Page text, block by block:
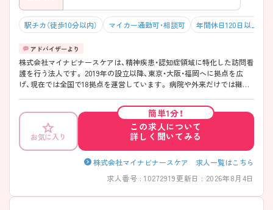
駅チカ（徒歩10分以内） マイカー通勤可・相談可 年間休日120日以上
株式会社マイナビナースケアは、精神疾患・認知症領域に特化した訪問看
護を行う法人です。 2019年の設立以降、東京・大阪・福岡へに拠点を広
げ、現在では全国で18拠点を運営しています。 病院や外来だけでは継続
化に向き合う看護を大切にしています。勤務は日勤帯のみで、夜勤やオ
ンコール対応はありません。年間休日は「124日」と、働き方の土台を整え
たうえで、精神科訪問看護という専門分野に腰を据えて取り組める環境
です。実践を重ねながら精神科領域にやりがいを見出し、専門性を深め
ていくことが可能です。 正社員B勤務形態では、 基本土日祝休みで、『夜
勤・オンコールなし』と、生活リズムを安定させながら勤務できる環境が
択の相談可能でございます。 そのため、プライベートとの両立を重視し
たい方にもおすすめです。 業務では精神科訪問看護に特化しており、服
お気に入り
簡単1分！
この求人について
詳しく聞いてみる
株式会社マイナビナースケア 求人一覧はこちら
求人番号 : 10272919更新日 : 2026年8月4日